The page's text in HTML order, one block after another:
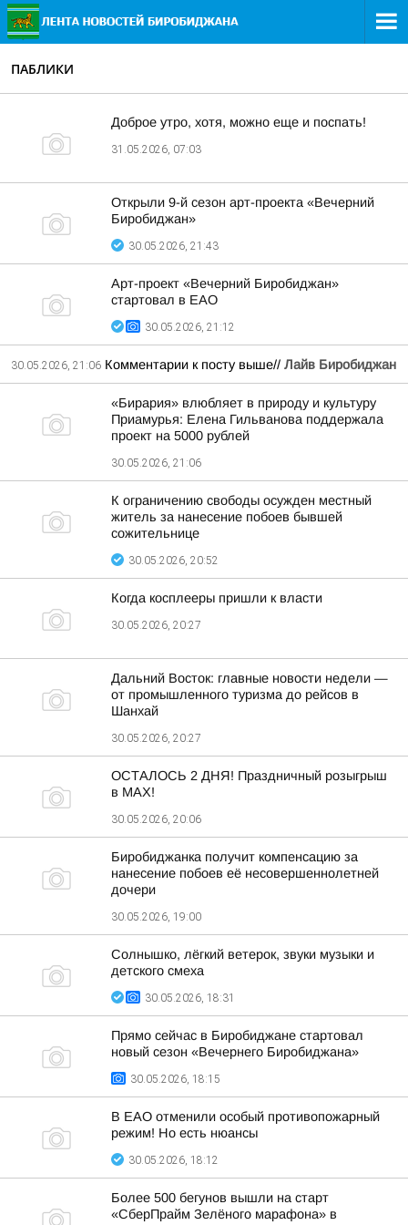
ПАБЛИКИ
Доброе утро, хотя, можно еще и поспать!
31.05.2026, 07:03
Открыли 9-й сезон арт-проекта «Вечерний
Биробиджан»
30.05.2026, 21:43
Арт-проект «Вечерний Биробиджан»
стартовал в ЕАО
30.05.2026, 21:12
30.05.2026, 21:06 Комментарии к посту выше// Лайв Биробиджан
«Бирария» влюбляет в природу и культуру
Приамурья: Елена Гильванова поддержала
проект на 5000 рублей
30.05.2026, 21:06
К ограничению свободы осужден местный
житель за нанесение побоев бывшей
сожительнице
30.05.2026, 20:52
Когда косплееры пришли к власти
30.05.2026, 20:27
Дальний Восток: главные новости недели —
от промышленного туризма до рейсов в
Шанхай
30.05.2026, 20:27
ОСТАЛОСЬ 2 ДНЯ! Праздничный розыгрыш
в МАХ!
30.05.2026, 20:06
Биробиджанка получит компенсацию за
нанесение побоев её несовершеннолетней
дочери
30.05.2026, 19:00
Солнышко, лёгкий ветерок, звуки музыки и
детского смеха
30.05.2026, 18:31
Прямо сейчас в Биробиджане стартовал
новый сезон «Вечернего Биробиджана»
30.05.2026, 18:15
В ЕАО отменили особый противопожарный
режим! Но есть нюансы
30.05.2026, 18:12
Более 500 бегунов вышли на старт
«СберПрайм Зелёного марафона» в